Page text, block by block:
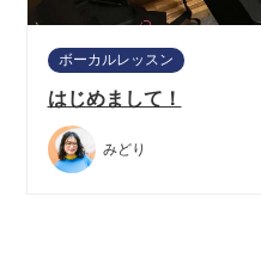
ボーカルレッスン
はじめまして！
みどり